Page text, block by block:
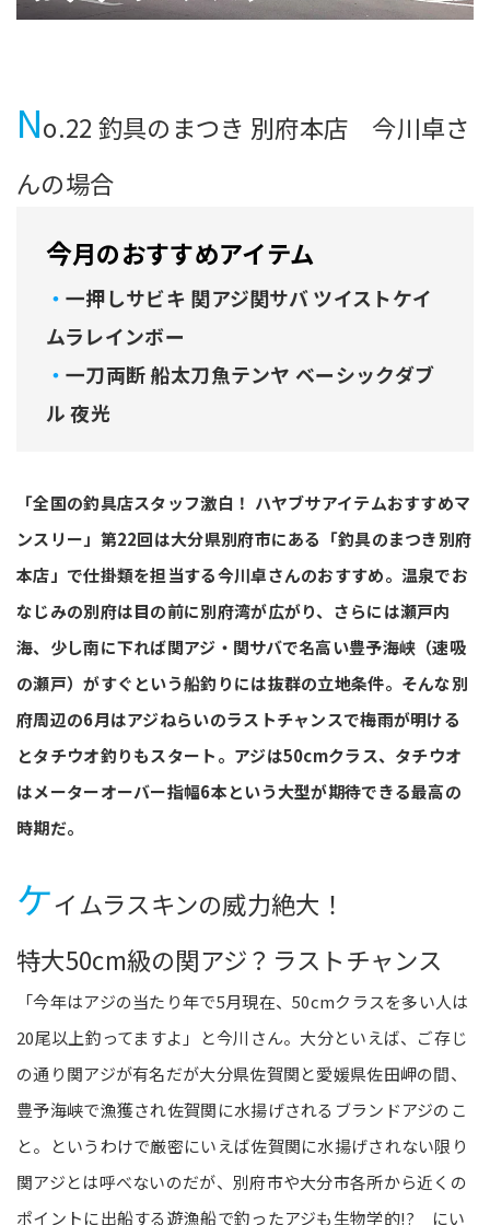
No.22 釣具のまつき 別府本店 今川卓さ
んの場合
今月のおすすめアイテム
一押しサビキ 関アジ関サバ ツイストケイ
ムラレインボー
一刀両断 船太刀魚テンヤ ベーシックダブ
ル 夜光
「全国の釣具店スタッフ激白！ ハヤブサアイテムおすすめマ
ンスリー」第22回は大分県別府市にある「釣具のまつき別府
本店」で仕掛類を担当する今川卓さんのおすすめ。温泉でお
なじみの別府は目の前に別府湾が広がり、さらには瀬戸内
海、少し南に下れば関アジ・関サバで名高い豊予海峡（速吸
の瀬戸）がすぐという船釣りには抜群の立地条件。そんな別
府周辺の6月はアジねらいのラストチャンスで梅雨が明ける
とタチウオ釣りもスタート。アジは50cmクラス、タチウオ
はメーターオーバー指幅6本という大型が期待できる最高の
時期だ。
ケイムラスキンの威力絶大！
特大50cm級の関アジ？ラストチャンス
「今年はアジの当たり年で5月現在、50cmクラスを多い人は
20尾以上釣ってますよ」と今川さん。大分といえば、ご存じ
の通り関アジが有名だが大分県佐賀関と愛媛県佐田岬の間、
豊予海峡で漁獲され佐賀関に水揚げされるブランドアジのこ
と。というわけで厳密にいえば佐賀関に水揚げされない限り
関アジとは呼べないのだが、別府市や大分市各所から近くの
ポイントに出船する遊漁船で釣ったアジも生物学的!? にい